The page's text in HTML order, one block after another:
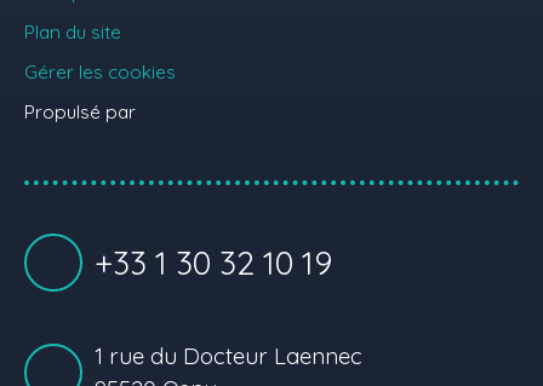
Plan du site
Gérer les cookies
Propulsé par
+33 1 30 32 10 19
1 rue du Docteur Laennec